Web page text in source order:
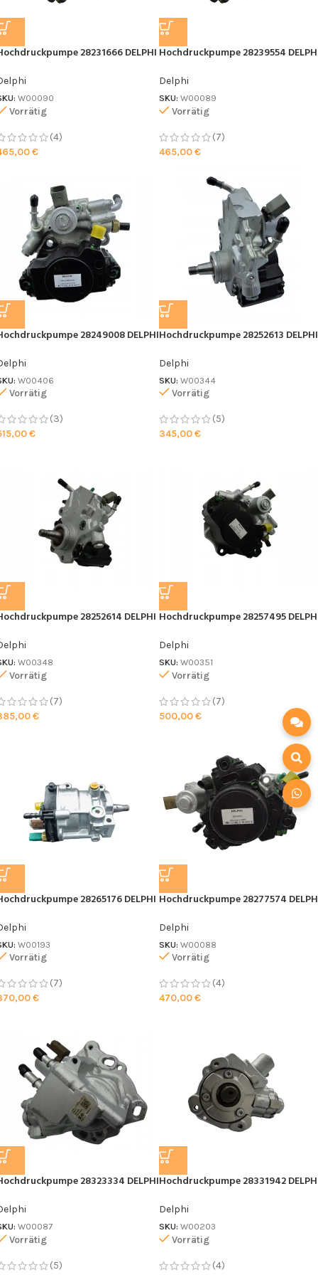
28231666 DELPHI
W00090
Vorrätig
(4)
€
Hochdruckpumpe 28239554
Delphi
SKU: W00089
Vorrätig
(7)
465,00€
28249008 DELPHI
W00406
Vorrätig
(3)
€
Hochdruckpumpe 28252613 DELPHI
Delphi
SKU: W00344
Vorrätig
(5)
345,00€
28252614 DELPHI
W00348
Vorrätig
(7)
€
Hochdruckpumpe 28257495
Delphi
SKU: W00351
Vorrätig
(7)
500,00€
28265176 DELPHI
W00193
Vorrätig
(7)
€
Hochdruckpumpe 28277574
Delphi
SKU: W00088
Vorrätig
(4)
470,00€
28323334 DELPHI
W00087
Vorrätig
(5)
Hochdruckpumpe 28331942
Delphi
SKU: W00203
Vorrätig
(4)